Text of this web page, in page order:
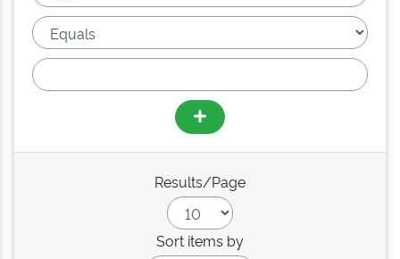
Results/Page
Sort items by